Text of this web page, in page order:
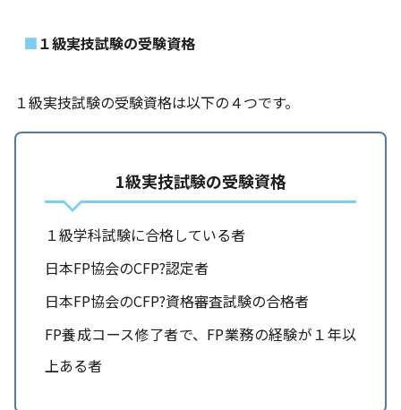
１級実技試験の受験資格
１級実技試験の受験資格は以下の４つです。
1級実技試験の受験資格
１級学科試験に合格している者
日本FP協会のCFP?認定者
日本FP協会のCFP?資格審査試験の合格者
FP養成コース修了者で、FP業務の経験が１年以
上ある者